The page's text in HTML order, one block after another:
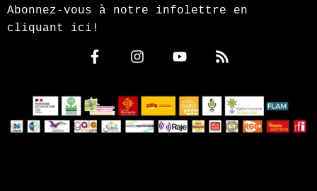
Abonnez-vous à notre infolettre en
cliquant ici!